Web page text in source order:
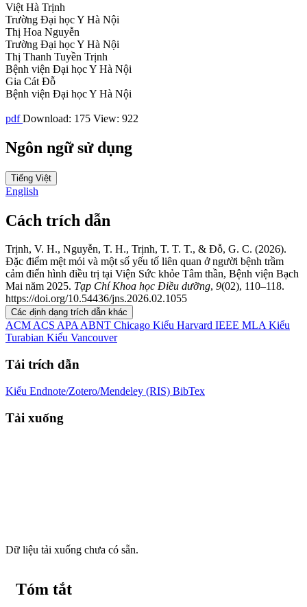
Việt Hà Trịnh
Trường Đại học Y Hà Nội
Thị Hoa Nguyễn
Trường Đại học Y Hà Nội
Thị Thanh Tuyền Trịnh
Bệnh viện Đại học Y Hà Nội
Gia Cát Đỗ
Bệnh viện Đại học Y Hà Nội
pdfDownload: 175 View: 922
Ngôn ngữ sử dụng
Tiếng Việt
English
Cách trích dẫn
Trịnh, V. H., Nguyễn, T. H., Trịnh, T. T. T., & Đỗ, G. C. (2026).
Đặc điểm mệt mỏi và một số yếu tố liên quan ở người bệnh trầm
cảm điển hình điều trị tại Viện Sức khỏe Tâm thần, Bệnh viện Bạch
Mai năm 2025. Tạp Chí Khoa học Điều dưỡng, 9(02), 110–118.
https://doi.org/10.54436/jns.2026.02.1055
Các định dạng trích dẫn khác
ACMACS APAABNT Chicago Kiểu Harvard IEEE MLAKiểu
Turabian Kiểu Vancouver
Tải trích dẫn
Kiểu Endnote/Zotero/Mendeley (RIS) BibTex
Tải xuống
Dữ liệu tải xuống chưa có sẵn.
Tóm tắt